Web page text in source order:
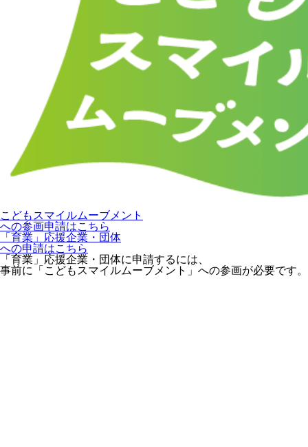
こどもスマイルムーブメント
への参画申請はこちら
「育業」応援企業・団体
への申請はこちら
「育業」応援企業・団体に申請するには、
事前に「こどもスマイルムーブメント」への参画が必要です。